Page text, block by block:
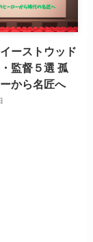
ーストウッド
監督５選 孤
から名匠へ